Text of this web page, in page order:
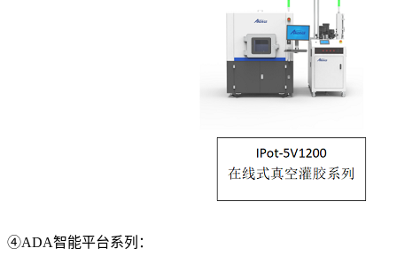
④ADA智能平台系列：